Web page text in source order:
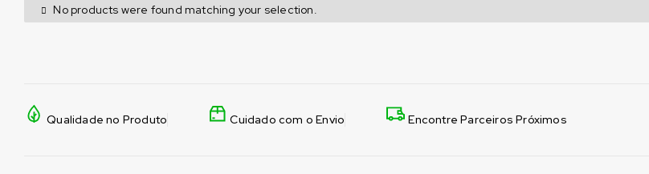
No products were found matching your selection.
Qualidade no Produto Cuidado com o Envio Encontre Parceiros Próximos